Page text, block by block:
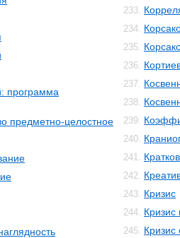
программа
предметно-целостное
233.
234.
235.
236.
237.
238.
239.
240.
241.
242.
243. Кризис
244. Кризис
245. Кризис